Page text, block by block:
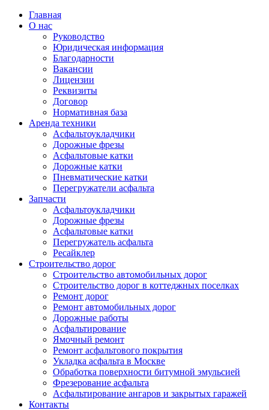
Главная
О нас
Руководство
Юридическая информация
Благодарности
Вакансии
Лицензии
Реквизиты
Договор
Нормативная база
Аренда техники
Асфальтоукладчики
Дорожные фрезы
Асфальтовые катки
Дорожные катки
Пневматические катки
Перегружатели асфальта
Запчасти
Асфальтоукладчики
Дорожные фрезы
Асфальтовые катки
Перегружатель асфальта
Ресайклер
Строительство дорог
Строительство автомобильных дорог
Строительство дорог в коттеджных поселках
Ремонт дорог
Ремонт автомобильных дорог
Дорожные работы
Асфальтирование
Ямочный ремонт
Ремонт асфальтового покрытия
Укладка асфальта в Москве
Обработка поверхности битумной эмульсией
Фрезерование асфальта
Асфальтирование ангаров и закрытых гаражей
Контакты